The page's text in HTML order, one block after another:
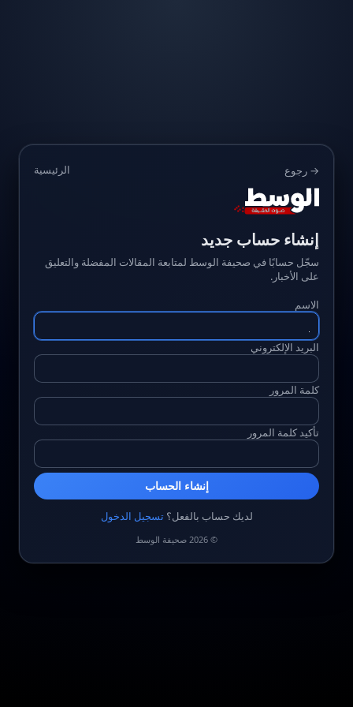
→ رجوع الرئيسية
إنشاء حساب جديد
سجّل حسابًا في صحيفة الوسط لمتابعة المقالات المفضلة والتعليق
على الأخبار.
الاسم
البريد الإلكتروني
كلمة المرور
تأكيد كلمة المرور
إنشاء الحساب
لديك حساب بالفعل؟تسجيل الدخول
© 2026 صحيفة الوسط